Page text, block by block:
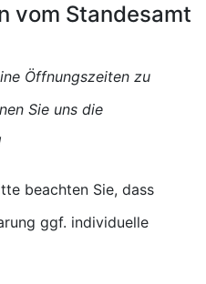
vom Standesamt
Öffnungszeiten zu
Sie uns die
beachten Sie, dass
ggf. individuelle